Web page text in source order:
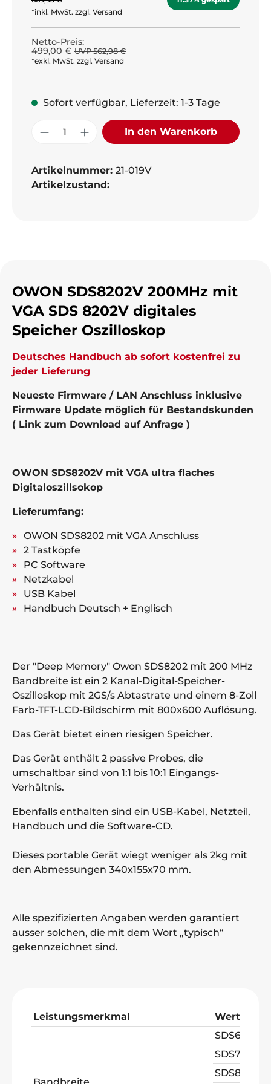
*inkl. MwSt. zzgl. Versand
Netto-Preis:
499,00 € UVP 562,98 €
*exkl. MwSt. zzgl. Versand
Sofort verfügbar, Lieferzeit: 1-3 Tage
Produkt Anzahl: Gib den
In den Warenkorb
Artikelnummer: 21-019V
Artikelzustand:
OWON SDS8202V 200MHz mit
VGA SDS 8202V digitales
Speicher Oszilloskop
Deutsches Handbuch ab sofort kostenfrei zu
jeder Lieferung
Neueste Firmware / LAN Anschluss inklusive
Firmware Update möglich für Bestandskunden
( Link zum Download auf Anfrage )
OWON SDS8202V mit VGA ultra flaches
Digitaloszillsokop
Lieferumfang:
OWON SDS8202 mit VGA Anschluss
2 Tastköpfe
PC Software
Netzkabel
USB Kabel
Handbuch Deutsch + Englisch
Der "Deep Memory" Owon SDS8202 mit 200 MHz
Bandbreite ist ein 2 Kanal-Digital-Speicher-
Oszilloskop mit 2GS/s Abtastrate und einem 8-Zoll
Farb-TFT-LCD-Bildschirm mit 800x600 Auflösung.
Das Gerät bietet einen riesigen Speicher.
Das Gerät enthält 2 passive Probes, die
umschaltbar sind von 1:1 bis 10:1 Eingangs-
Verhältnis.
Ebenfalls enthalten sind ein USB-Kabel, Netzteil,
Handbuch und die Software-CD.
Dieses portable Gerät wiegt weniger als 2kg mit
den Abmessungen 340x155x70 mm.
Alle spezifizierten Angaben werden garantiert
ausser solchen, die mit dem Wort „typisch“
gekennzeichnet sind.
Leistungsmerkmal Wert
SDS6062
SDS7102
SDS8102